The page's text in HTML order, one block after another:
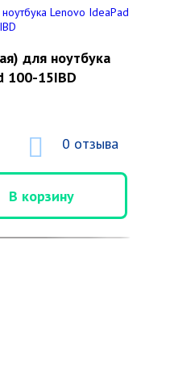
для ноутбука
100-15IBD
0 отзыва
В корзину